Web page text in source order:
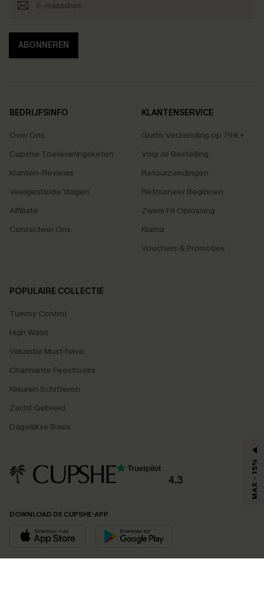
ABONNEREN
BEDRIJFSINFO
Over Ons
Cupshe Toeleveringsketen
Klanten-Reviews
Veelgestelde Vragen
Affiliate
Contacteer Ons
KLANTENSERVICE
Gratis Verzending op 79€+
Volg Je Bestelling
Retourzendingen
Retourneer Beginnen
Zwem Fit Oplossing
Klarna
Vouchers & Promoties
POPULAIRE COLLECTIE
Tummy Control
High Waist
Vakantie Must-have
Charmante Feestlooks
Kleuren Schitteren
Zacht Gebreid
Dagelijkse Basis
4.3
DOWNLOAD DE CUPSHE-APP
MAX - 15%